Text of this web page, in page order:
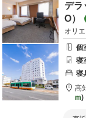
デラ
O）
オリ
個
寝
寝
高
m